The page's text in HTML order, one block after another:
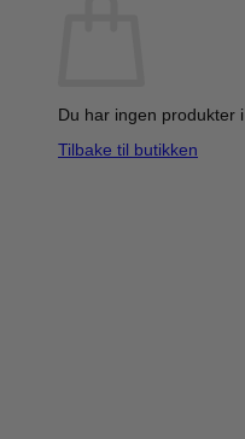
Du har ingen produkter
Tilbake til butikken